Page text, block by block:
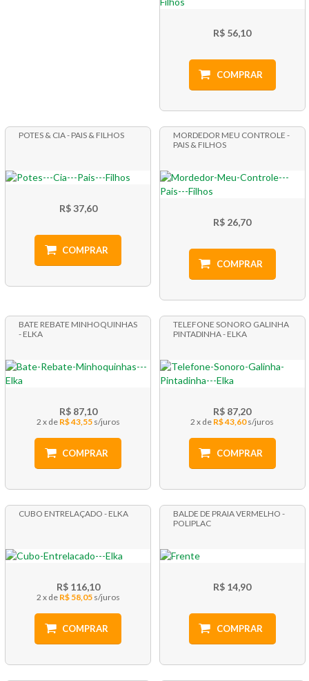
R$ 56,10
COMPRAR
POTES & CIA - PAIS & FILHOS
R$ 37,60
COMPRAR
MORDEDOR MEU CONTROLE -
PAIS & FILHOS
R$ 26,70
COMPRAR
BATE REBATE MINHOQUINHAS
- ELKA
R$ 87,10
2 x R$ 43,55
COMPRAR
TELEFONE SONORO GALINHA
PINTADINHA - ELKA
R$ 87,20
2 x R$ 43,60
COMPRAR
CUBO ENTRELAÇADO - ELKA
R$ 116,10
2 x R$ 58,05
COMPRAR
BALDE DE PRAIA VERMELHO -
POLIPLAC
R$ 14,90
COMPRAR